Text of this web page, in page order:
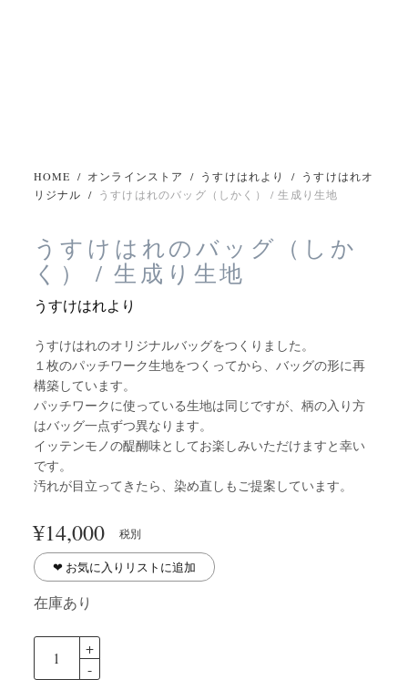
HOME / オンラインストア / うすけはれより / うすけはれオ
リジナル / うすけはれのバッグ（しかく） / 生成り生地
うすけはれのバッグ（しか
く） / 生成り生地
うすけはれより
うすけはれのオリジナルバッグをつくりました。
１枚のパッチワーク生地をつくってから、バッグの形に再
構築しています。
パッチワークに使っている生地は同じですが、柄の入り方
はバッグ一点ずつ異なります。
イッテンモノの醍醐味としてお楽しみいただけますと幸い
です。
汚れが目立ってきたら、染め直しもご提案しています。
¥14,000 税別
❤︎ お気に入りリストに追加
在庫あり